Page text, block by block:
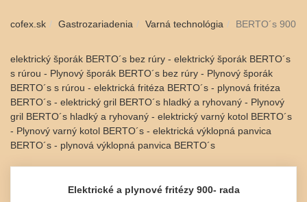
cofex.sk Gastrozariadenia Varná technológia BERTO´s 900
elektrický šporák BERTO´s bez rúry - elektrický šporák BERTO´s
s rúrou - Plynový šporák BERTO´s bez rúry - Plynový šporák
BERTO´s s rúrou - elektrická fritéza BERTO´s - plynová fritéza
BERTO´s - elektrický gril BERTO´s hladký a ryhovaný - Plynový
gril BERTO´s hladký a ryhovaný - elektrický varný kotol BERTO´s
- Plynový varný kotol BERTO´s - elektrická výklopná panvica
BERTO´s - plynová výklopná panvica BERTO´s
Elektrické a plynové fritézy 900- rada